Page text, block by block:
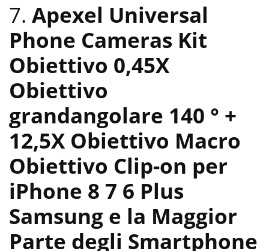
7. Apexel Universal
Phone Cameras Kit
Obiettivo 0,45X
Obiettivo
grandangolare 140 ° +
12,5X Obiettivo Macro
Obiettivo Clip-on per
iPhone 8 7 6 Plus
Samsung e la Maggior
Parte degli Smartphone